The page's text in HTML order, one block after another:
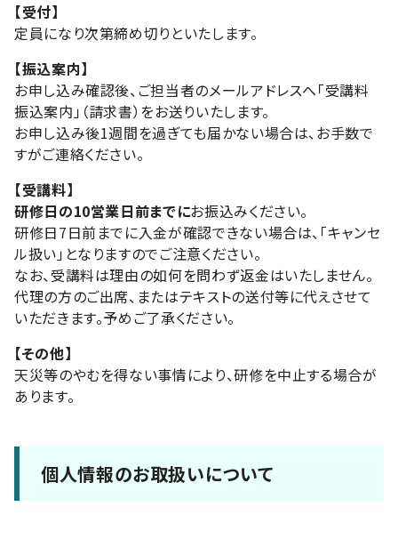
【受付】
定員になり次第締め切りといたします。
【振込案内】
お申し込み確認後、ご担当者のメールアドレスへ「受講料
振込案内」（請求書）をお送りいたします。
お申し込み後1週間を過ぎても届かない場合は、お手数で
すがご連絡ください。
【受講料】
研修日の10営業日前までにお振込みください。
研修日7日前までに入金が確認できない場合は、「キャンセ
ル扱い」となりますのでご注意ください。
なお、受講料は理由の如何を問わず返金はいたしません。
代理の方のご出席、またはテキストの送付等に代えさせて
いただきます。予めご了承ください。
【その他】
天災等のやむを得ない事情により、研修を中止する場合が
あります。
個人情報のお取扱いについて